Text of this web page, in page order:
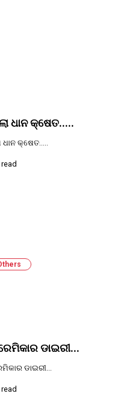
ଧାନ କ୍ଷେତ.....
ଧାନ କ୍ଷେତ.....
ଡାଇରୀ...
ଡାଇରୀ...